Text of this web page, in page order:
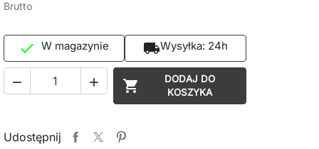
Brutto
 W magazynie local_shippingWysyłka: 24h
  
DODAJ DO
KOSZYKA
Udostępnij